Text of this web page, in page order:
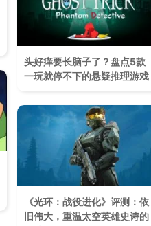
头好痒要长脑子了？盘点5款
一玩就停不下的悬疑推理游戏
《光环：战役进化》评测：依
旧伟大，重温太空英雄史诗的